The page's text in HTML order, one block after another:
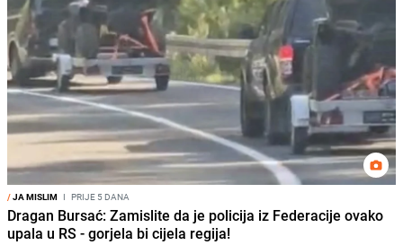
/JA MISLIM I PRIJE 5 DANA
Dragan Bursać: Zamislite da je policija iz Federacije ovako
upala u RS - gorjela bi cijela regija!